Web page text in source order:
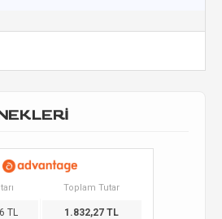
Toplam Tutar
TL 1.832,27 TL